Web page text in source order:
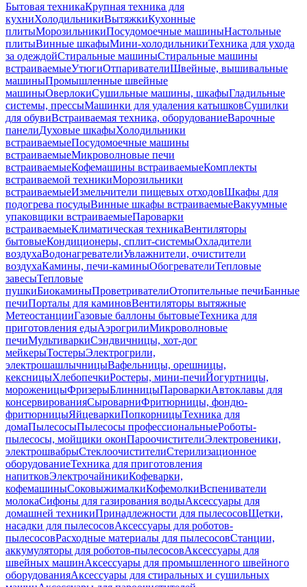
Бытовая техникаКрупная техника для
кухниХолодильникиВытяжкиКухонные
плитыМорозильникиПосудомоечные машиныНастольные
плитыВинные шкафыМини-холодильникиТехника для ухода
за одеждойСтиральные машиныСтиральные машины
встраиваемыеУтюгиОтпаривателиШвейные, вышивальные
машиныПромышленные швейные
машиныОверлокиСушильные машины, шкафыГладильные
системы, прессыМашинки для удаления катышковСушилки
для обувиВстраиваемая техника, оборудованиеВарочные
панелиДуховые шкафыХолодильники
встраиваемыеПосудомоечные машины
встраиваемыеМикроволновые печи
встраиваемыеКофемашины встраиваемыеКомплекты
встраиваемой техникиМорозильники
встраиваемыеИзмельчители пищевых отходовШкафы для
подогрева посудыВинные шкафы встраиваемыеВакуумные
упаковщики встраиваемыеПароварки
встраиваемыеКлиматическая техникаВентиляторы
бытовыеКондиционеры, сплит-системыОхладители
воздухаВодонагревателиУвлажнители, очистители
воздухаКамины, печи-каминыОбогревателиТепловые
завесыТепловые
пушкиБиокаминыПроветривателиОтопительные печиБанные
печиПорталы для каминовВентиляторы вытяжные
МетеостанцииГазовые баллоны бытовыеТехника для
приготовления едыАэрогрилиМикроволновые
печиМультиваркиСэндвичницы, хот-дог
мейкерыТостерыЭлектрогрили,
электрошашлычницыВафельницы, орешницы,
кексницыХлебопечкиРостеры, мини-печиЙогуртницы,
мороженицыФризерыБлинницыПароваркиАвтоклавы для
консервированияСыроварниФритюрницы, фондю-
фритюрницыЯйцеваркиПопкорницыТехника для
домаПылесосыПылесосы профессиональныеРоботы-
пылесосы, мойщики оконПароочистителиЭлектровеники,
электрошвабрыСтеклоочистителиСтерилизационное
оборудованиеТехника для приготовления
напитковЭлектрочайникиКофеварки,
кофемашиныСоковыжималкиКофемолкиВспениватели
молокаСифоны для газирования водыАксессуары для
домашней техникиПринадлежности для пылесосовЩетки,
насадки для пылесосовАксессуары для роботов-
пылесосовРасходные материалы для пылесосовСтанции,
аккумуляторы для роботов-пылесосовАксессуары для
швейных машинАксессуары для промышленного швейного
оборудованияАксессуары для стиральных и сушильных